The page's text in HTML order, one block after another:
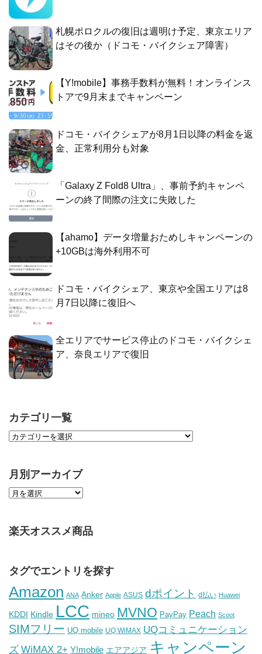
札幌ポロクルの復旧は週明け予定、東京エリア
はその後か（ドコモ・バイクシェア障害）
【Y!mobile】事務手数料が無料！オンラインス
トアで9月末までキャンペーン
ドコモ・バイクシェアが8月1日以降の料金を返
金、正常利用分も対象
「Galaxy Z Fold8 Ultra」、事前予約キャンペ
ーンの終了間際の注文に失敗した
【ahamo】データ増量おためしキャンペーンの
+10GBは海外利用不可
ドコモ・バイクシェア、東京や全国エリアは8
月7日以降に復旧へ
全エリアでサービス停止のドコモ・バイクシェ
ア、奈良エリアで復旧
カテゴリ一覧
月別アーカイブ
楽天オススメ商品
タグでエントリを探す
Amazon ANA Anker Apple ASUS dポイント d払い Huawei
KDDI Kindle LCC mineo MVNO PayPay Peach Scoot
SIMフリー UQ mobile UQ WiMAX UQコミュニケーション
ズ WiMAX 2+ Y!mobile エアアジア キャンペーン